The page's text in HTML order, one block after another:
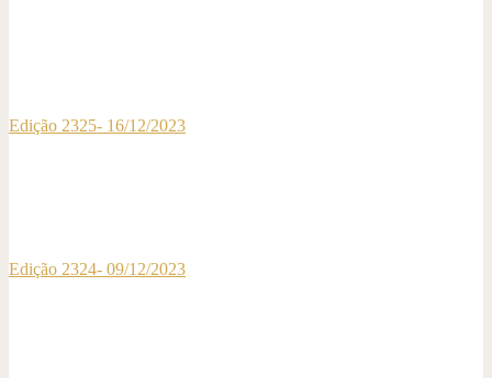
Edição 2325- 16/12/2023
Edição 2324- 09/12/2023